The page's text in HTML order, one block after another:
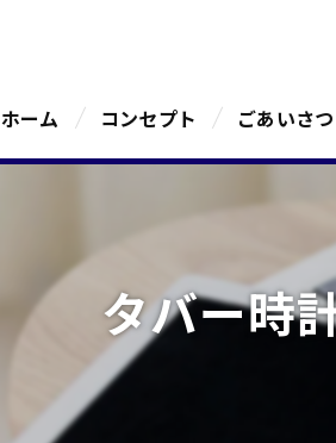
ホーム コンセプト ごあいさつ
タバー時